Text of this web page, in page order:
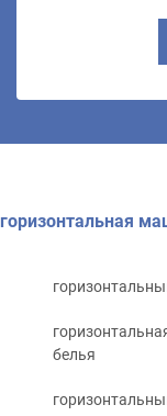
горизонтальная
белья